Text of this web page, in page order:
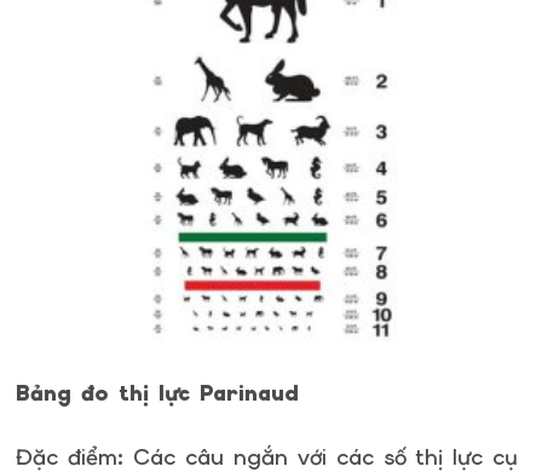
Bảng đo thị lực Parinaud
Đặc điểm: Các câu ngắn với các số thị lực cụ